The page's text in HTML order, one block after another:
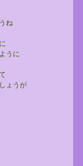
ね
うに
ょうが